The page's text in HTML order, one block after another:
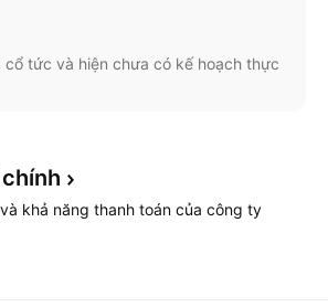
cổ tức và hiện chưa có kế hoạch thực
chính
khả năng thanh toán của công ty